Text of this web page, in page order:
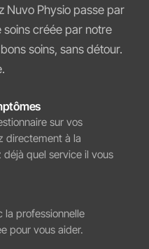
Nuvo Physio passe par
créée par notre
soins, sans détour.
sur vos
directement à la
quel service il vous
la professionnelle
pour vous aider.